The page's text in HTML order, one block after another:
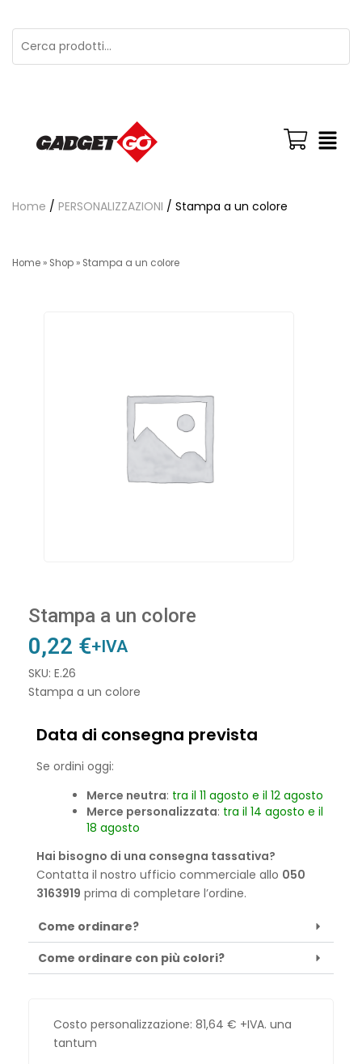
Home / PERSONALIZZAZIONI / Stampa a un colore
Home » Shop » Stampa a un colore
Stampa a un colore
0,22 €+IVA
SKU: E.26
Stampa a un colore
Data di consegna prevista
Se ordini oggi:
Merce neutra: tra il 11 agosto e il 12 agosto
Merce personalizzata: tra il 14 agosto e il
18 agosto
Hai bisogno di una consegna tassativa?
Contatta il nostro ufficio commerciale allo 050
3163919 prima di completare l’ordine.
Come ordinare?
Come ordinare con più colori?
Costo personalizzazione: 81,64 € +IVA. una
tantum